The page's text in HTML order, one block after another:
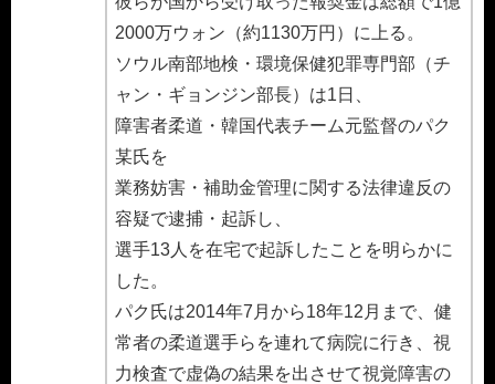
2000万ウォン（約1130万円）に上る。
ソウル南部地検・環境保健犯罪専門部（チ
ャン・ギョンジン部長）は1日、
障害者柔道・韓国代表チーム元監督のパク
某氏を
業務妨害・補助金管理に関する法律違反の
容疑で逮捕・起訴し、
選手13人を在宅で起訴したことを明らかに
した。
パク氏は2014年7月から18年12月まで、健
常者の柔道選手らを連れて病院に行き、視
力検査で虚偽の結果を出させて視覚障害の